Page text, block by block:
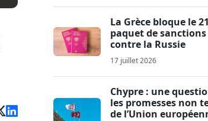
La Grèce bloque le
paquet de sanctions
contre la Russie
17 juillet 2026
Chypre : une
les promesses non
de l’Union